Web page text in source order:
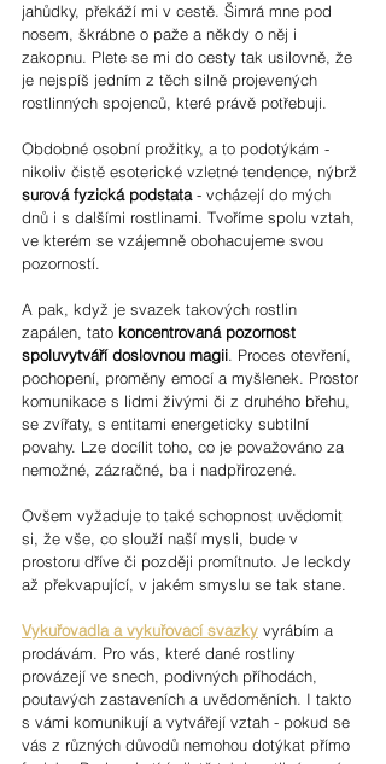
jahůdky, překáží mi v cestě. Šimrá mne pod
nosem, škrábne o paže a někdy o něj i
zakopnu. Plete se mi do cesty tak usilovně, že
je nejspíš jedním z těch silně projevených
rostlinných spojenců, které právě potřebuji.
Obdobné osobní prožitky, a to podotýkám -
nikoliv čistě esoterické vzletné tendence, nýbrž
surová fyzická podstata - vcházejí do mých
dnů i s dalšími rostlinami. Tvoříme spolu vztah,
ve kterém se vzájemně obohacujeme svou
pozorností.
A pak, když je svazek takových rostlin
zapálen, tato koncentrovaná pozornost
spoluvytváří doslovnou magii. Proces otevření,
pochopení, proměny emocí a myšlenek. Prostor
komunikace s lidmi živými či z druhého břehu,
se zvířaty, s entitami energeticky subtilní
povahy. Lze docílit toho, co je považováno za
nemožné, zázračné, ba i nadpřirozené.
Ovšem vyžaduje to také schopnost uvědomit
si, že vše, co slouží naší mysli, bude v
prostoru dříve či později promítnuto. Je leckdy
až překvapující, v jakém smyslu se tak stane.
Vykuřovadla a vykuřovací svazky vyrábím a
prodávám. Pro vás, které dané rostliny
provázejí ve snech, podivných příhodách,
poutavých zastaveních a uvědoměních. I takto
s vámi komunikují a vytvářejí vztah - pokud se
vás z různých důvodů nemohou dotýkat přímo